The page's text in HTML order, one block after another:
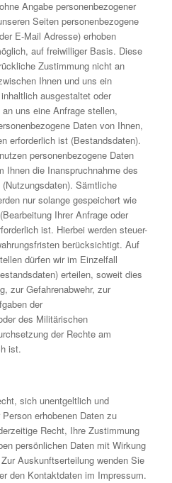
Angabe personenbezogener
Seiten personenbezogene
E-Mail Adresse) erhoben
auf freiwilliger Basis. Diese
Zustimmung nicht an
Ihnen und uns ein
ausgestaltet oder
uns eine Anfrage stellen,
Daten von Ihnen,
erforderlich ist (Bestandsdaten).
personenbezogene Daten
Ihnen die Inanspruchnahme des
Sämtliche
nur solange gespeichert wie
Ihrer Anfrage oder
ist. Hierbei werden steuer-
berücksichtigt. Auf
dürfen wir im Einzelfall
erteilen, soweit dies
zur Gefahrenabwehr, zur
der
des Militärischen
der Rechte am
ist.
sich unentgeltlich und
erhobenen Daten zu
Recht, Ihre Zustimmung
persönlichen Daten mit Wirkung
Auskunftserteilung wenden Sie
den Kontaktdaten im Impressum.